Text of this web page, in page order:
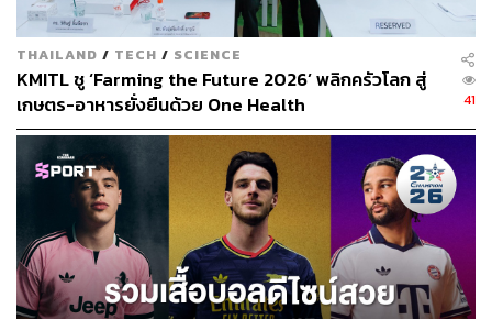
ถึงแม้ว่า ‘เชฟFerran Tadeo
’ จะมาทำอาหารในประเทศไทย
เป็นครั้งแรก แต่ก่อนหน้านี้เขาเคยทำงานร่วมกับเชฟชื่อดัง
อย่าง Ferran Adriá ชาวสเปน ผู้ถูกยกย่องให้เป็นหนึ่งในเชฟ
ยอดเยี่ยมระดับโลก และเป็นเจ้าของร้านอาหารชื่อดังระดับ
โลกติดดาวมิชลิน El Bulli ที่เชฟFerran
ร้านแห่งนั้นด้วย
และด้วยความที่เติบโตมากับวัฒนธรรมคาตาลัน ทำอาหาร
ในครัวคาตาลัน เชฟ
จึงอยากเดินตามรอยเชฟรุ่นใหญ่
คนอื่นๆ เพื่อทำให้อาหารของชาวคาตาลันเป็นที่รู้จัก เขาจึง
ตั้งใจเปลี่ยนทั้งวัตถุดิบท้องถิ่นและนำเข้าจากยุโรป ให้กลาย
เป็นเมนูอาหารคาตาลันที่รสชาติต้องถูกปากทุกคน
THAILAND / TECH / SCIENCE
KMITL ชู ‘Farming the Future 2026’ พลิกครัวโลก สู่
เกษตร-อาหารยั่งยืนด้วย One Health
41